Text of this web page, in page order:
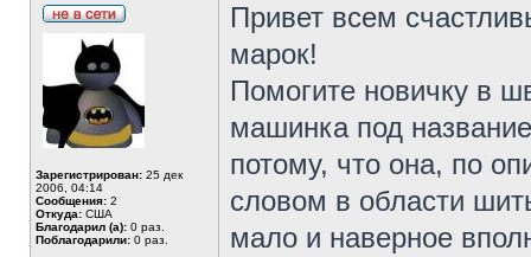
Зарегистрирован: 25 дек
2006, 04:14
Сообщения: 2
Откуда: США
Благодарил (а): 0 раз.
Поблагодарили: 0 раз.
Привет всем
марок!
Помогите новичку в
машинка под
потому, что она, по
словом в области
мало и наверное